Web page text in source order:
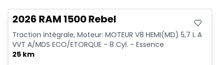
2026 RAM 1500 Rebel
Traction intégrale, Moteur: MOTEUR V8 HEMI(MD) 5,7 L A
VVT A/MDS ECO/ETORQUE - 8 Cyl. - Essence
25 km